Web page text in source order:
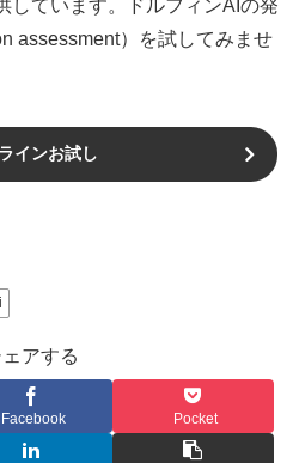
しています。ドルフィンAIの発
assessment）を試してみませ
インお試し
ェアする
Facebook Pocket